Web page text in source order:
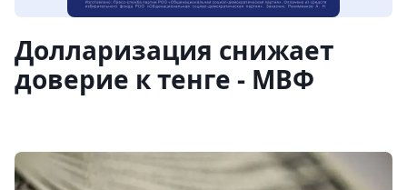
Долларизация снижает
доверие к тенге - МВФ